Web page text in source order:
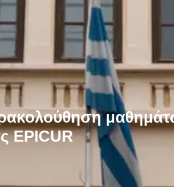
EPICUR